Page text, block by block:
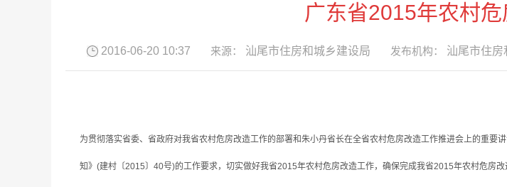
广东省2015年农村
2016-06-20 10:37 来源： 汕尾市住房和城乡建设局 发布机构： 汕尾市住房
为贯彻落实省委、省政府对我省农村危房改造工作的部署和朱小丹省长在全省农村危房改造工作推进会上的重
知》(建村〔2015〕40号)的工作要求，切实做好我省2015年农村危房改造工作，确保完成我省2015年农村危房改